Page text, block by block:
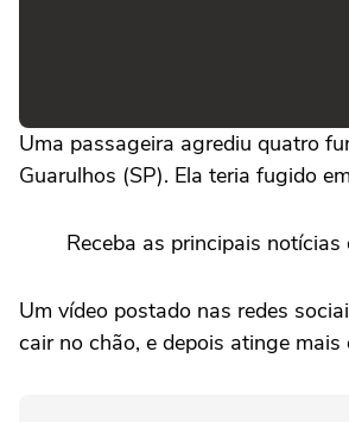
Uma passageira agrediu quatro
Guarulhos (SP). Ela teria fugido
Receba as principais
Um vídeo postado nas redes
cair no chão, e depois atinge